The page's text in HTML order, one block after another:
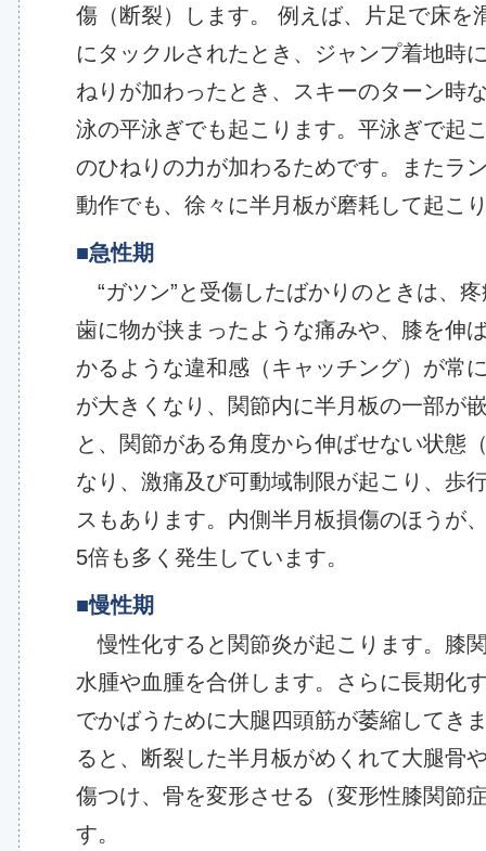
傷（断裂）します。 例えば、片足で床を
にタックルされたとき、ジャンプ着地時
ねりが加わったとき、スキーのターン時
泳の平泳ぎでも起こります。平泳ぎで起
のひねりの力が加わるためです。またラ
動作でも、徐々に半月板が磨耗して起こ
■急性期
“ガツン”と受傷したばかりのときは、
歯に物が挟まったような痛みや、膝を伸
かるような違和感（キャッチング）が常
が大きくなり、関節内に半月板の一部が
と、関節がある角度から伸ばせない状態
なり、激痛及び可動域制限が起こり、歩
スもあります。内側半月板損傷のほうが
5倍も多く発生しています。
■慢性期
慢性化すると関節炎が起こります。膝
水腫や血腫を合併します。さらに長期化
でかばうために大腿四頭筋が萎縮してき
ると、断裂した半月板がめくれて大腿骨
傷つけ、骨を変形させる（変形性膝関節
す。